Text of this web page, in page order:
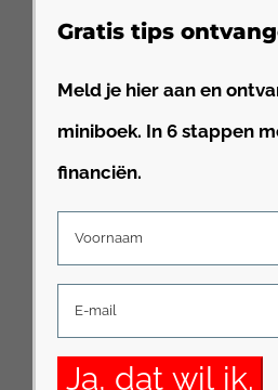
Gratis tips
Meld je hier aan en
miniboek. In 6 stappen
financiën.